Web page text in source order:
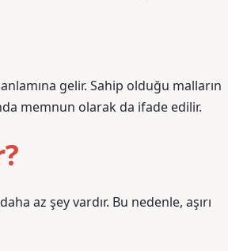
gelir. Sahip olduğu malların
memnun olarak da ifade edilir.
az şey vardır. Bu nedenle, aşırı